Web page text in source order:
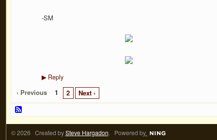
-SM
▶Reply
‹ Previous 1 2 Next ›
© 2026 Created bySteve Hargadon. Powered by